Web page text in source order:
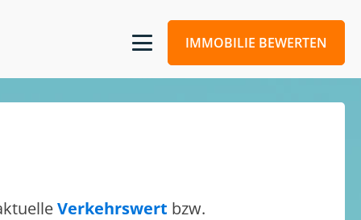
IMMOBILIE BEWERTEN
Verkehrswert bzw.